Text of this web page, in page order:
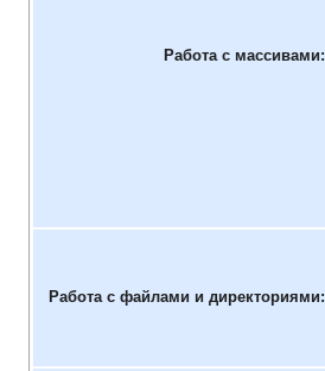
Работа с массивами:
Работа с файлами и директориями: